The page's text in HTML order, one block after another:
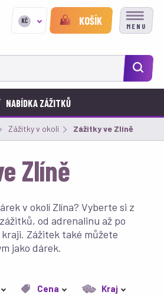
KČ KOŠÍK MENU
NABÍDKA ZÁŽITKŮ
Zážitky v okolí Aktuální:
Zážitky ve Zlíně
Zlíně
v okolí Zlína? Vyberte si z
od adrenalinu až po
Zážitek také můžete
jako dárek.
Cena Kraj